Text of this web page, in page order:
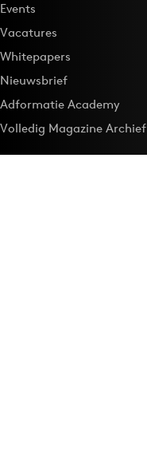
Events
Vacatures
Whitepapers
Nieuwsbrief
Adformatie Academy
Volledig Magazine Archief